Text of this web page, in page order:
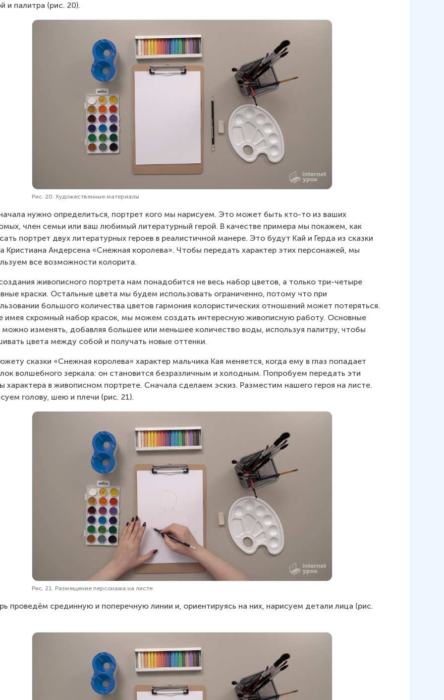
и палитра (рис. 20).
Рис. 20. Художественные материалы
нужно определиться, портрет кого мы нарисуем. Это может быть кто-то из ваших
член семьи или ваш любимый литературный герой. В качестве примера мы покажем, как
портрет двух литературных героев в реалистичной манере. Это будут Кай и Герда из сказки
Кристиана Андерсена «Снежная королева». Чтобы передать характер этих персонажей, мы
все возможности колорита.
живописного портрета нам понадобится не весь набор цветов, а только три-четыре
краски. Остальные цвета мы будем использовать ограниченно, потому что при
большого количества цветов гармония колористических отношений может потеряться.
имея скромный набор красок, мы можем создать интересную живописную работу. Основные
можно изменять, добавляя большее или меньшее количество воды, используя палитру, чтобы
цвета между собой и получать новые оттенки.
сказки «Снежная королева» характер мальчика Кая меняется, когда ему в глаз попадает
волшебного зеркала: он становится безразличным и холодным. Попробуем передать эти
характера в живописном портрете. Сначала сделаем эскиз. Разместим нашего героя на листе.
голову, шею и плечи (рис. 21).
Рис. 21. Размещение персонажа на листе
проведём срединную и поперечную линии и, ориентируясь на них, нарисуем детали лица (рис.